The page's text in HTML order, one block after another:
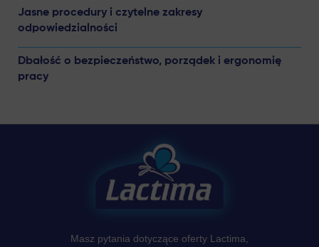
Jasne procedury i czytelne zakresy
odpowiedzialności
Dbałość o bezpieczeństwo, porządek i ergonomię
pracy
Masz pytania dotyczące oferty Lactima,